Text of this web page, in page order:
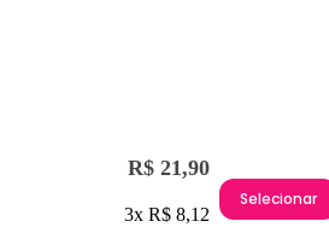
R$ 21,90
3x R$ 8,12
Selecionar